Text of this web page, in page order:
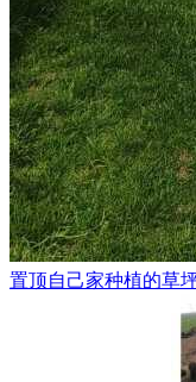
置顶自己家种植的草